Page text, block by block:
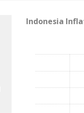
Indonesia